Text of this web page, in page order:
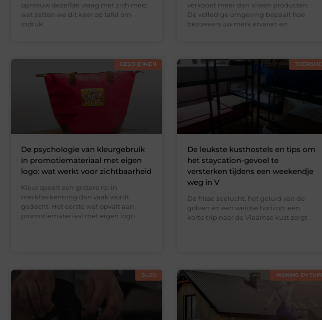
opnieuw dezelfde vraag met zich mee:
wat zetten we dit keer op tafel om
indruk
verkoopt meer dan alleen producten.
De volledige omgeving bepaalt hoe
bezoekers uw merk ervaren en
GESCHENKEN
De psychologie van kleurgebruik
in promotiemateriaal met eigen
logo: wat werkt voor zichtbaarheid
Kleur speelt een grotere rol in
merkherkenning dan vaak wordt
gedacht. Het eerste wat opvalt aan
promotiemateriaal met eigen logo
TOERISME
De leukste kusthostels en tips om
het staycation-gevoel te
versterken tijdens een weekendje
weg in V
De frisse zeelucht, het geluid van de
golven en een weidse horizon: een
korte trip naar de Vlaamse kust zorgt
BLOG WONING EN TUIN